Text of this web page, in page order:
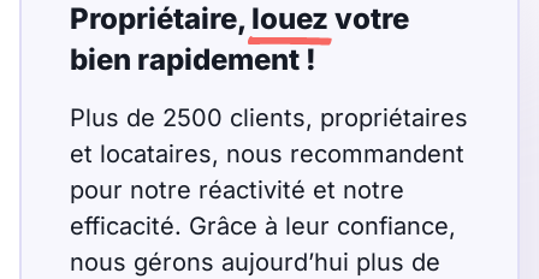
Propriétaire, louez votre
bien rapidement !
Plus de 2500 clients, propriétaires
et locataires, nous recommandent
pour notre réactivité et notre
efficacité. Grâce à leur confiance,
nous gérons aujourd’hui plus de